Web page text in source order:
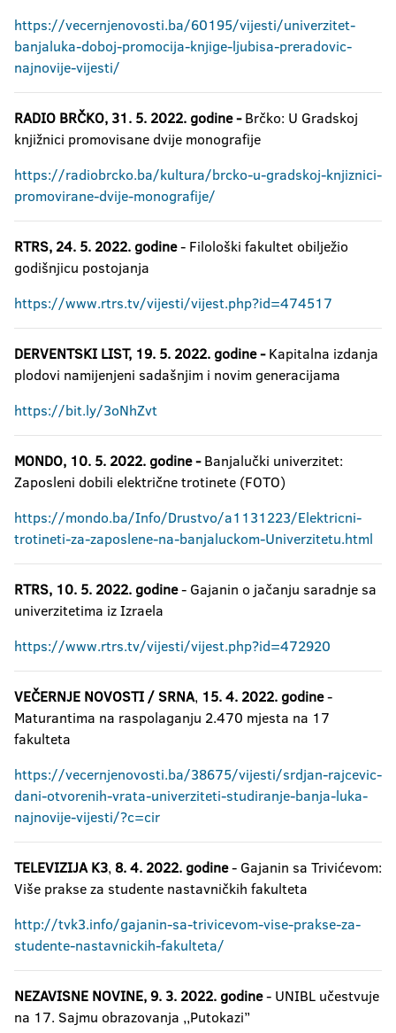
https://vecernjenovosti.ba/60195/vijesti/univerzitet-
banjaluka-doboj-promocija-knjige-ljubisa-preradovic-
najnovije-vijesti/
RADIO BRČKO,31. 5. 2022. godine -Brčko: U Gradskoj
knjižnici promovisane dvije monografije
https://radiobrcko.ba/kultura/brcko-u-gradskoj-knjiznici-
promovirane-dvije-monografije/
RTRS, 24. 5. 2022. godine- Filološki fakultet obilježio
godišnjicu postojanja
https://www.rtrs.tv/vijesti/vijest.php?id=474517
DERVENTSKI LIST, 19. 5. 2022. godine -Kapitalna izdanja
plodovi namijenjeni sadašnjim i novim generacijama
https://bit.ly/3oNhZvt
MONDO, 10. 5. 2022. godine -Banjalučki univerzitet:
Zaposleni dobili električne trotinete (FOTO)
https://mondo.ba/Info/Drustvo/a1131223/Elektricni-
trotineti-za-zaposlene-na-banjaluckom-Univerzitetu.html
RTRS, 10. 5. 2022. godine- Gajanin o jačanju saradnje sa
univerzitetima iz Izraela
https://www.rtrs.tv/vijesti/vijest.php?id=472920
VEČERNJE NOVOSTI / SRNA, 15. 4. 2022. godine-
Maturantima na raspolaganju 2.470 mjesta na 17
fakulteta
https://vecernjenovosti.ba/38675/vijesti/srdjan-rajcevic-
dani-otvorenih-vrata-univerziteti-studiranje-banja-luka-
najnovije-vijesti/?c=cir
TELEVIZIJA K3, 8. 4. 2022. godine- Gajanin sa Trivićevom:
Više prakse za studente nastavničkih fakulteta
http://tvk3.info/gajanin-sa-trivicevom-vise-prakse-za-
studente-nastavnickih-fakulteta/
NEZAVISNE NOVINE, 9. 3. 2022. godine- UNIBL učestvuje
na 17. Sajmu obrazovanja ,,Putokazi’’